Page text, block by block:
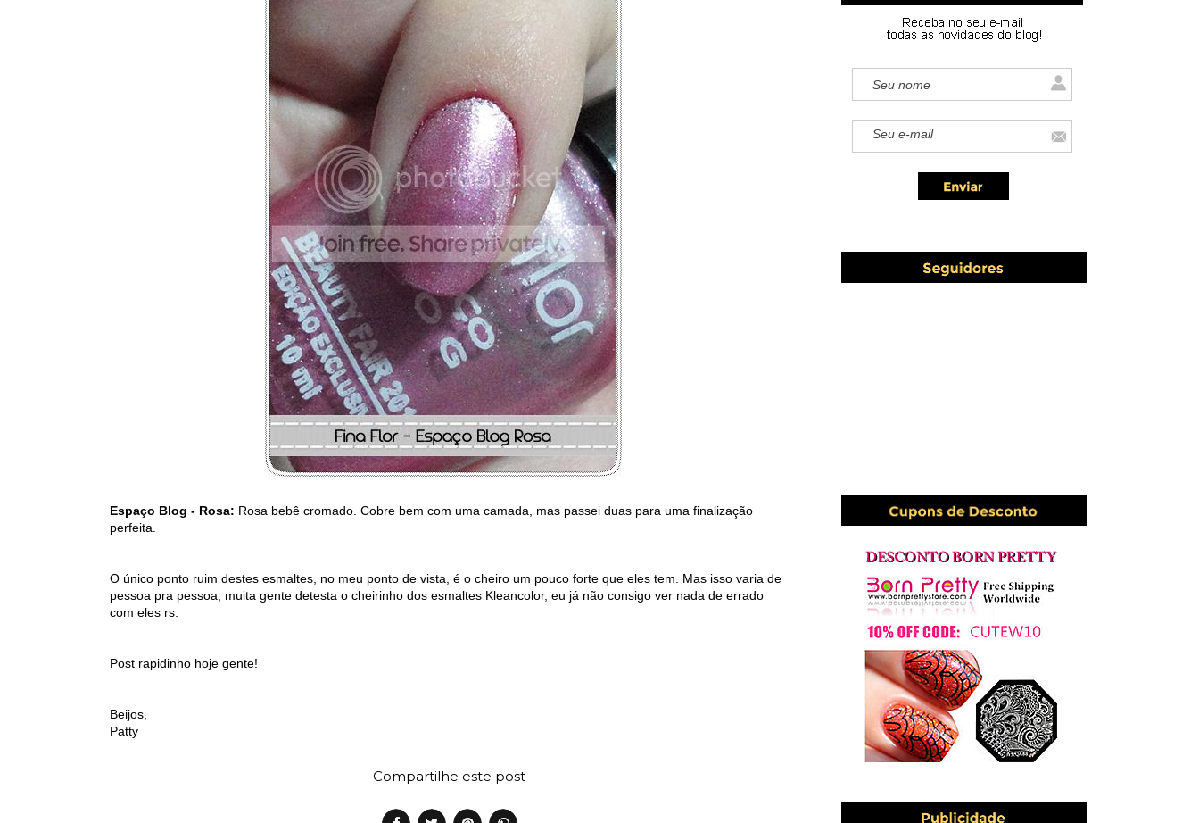
Espaço Blog - Rosa: Rosa bebê cromado. Cobre bem com uma camada, mas passei duas para uma finalização
perfeita.
O único ponto ruim destes esmaltes, no meu ponto de vista, é o cheiro um pouco forte que eles tem. Mas isso varia de
pessoa pra pessoa, muita gente detesta o cheirinho dos esmaltes Kleancolor, eu já não consigo ver nada de errado
com eles rs.
Post rapidinho hoje gente!
Beijos,
Patty
Compartilhe este post